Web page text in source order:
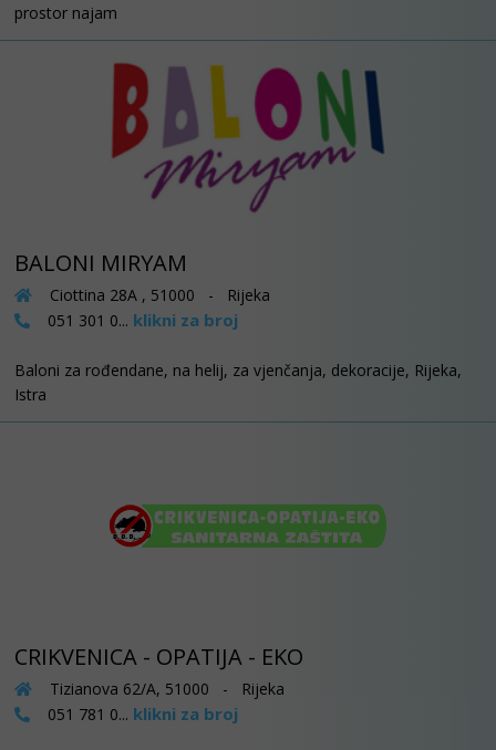
prostor najam
BALONI MIRYAM
Ciottina 28A , 51000 - Rijeka
051 301 0... klikni za broj
Baloni za rođendane, na helij, za vjenčanja, dekoracije, Rijeka,
Istra
CRIKVENICA - OPATIJA - EKO
Tizianova 62/A, 51000 - Rijeka
051 781 0... klikni za broj